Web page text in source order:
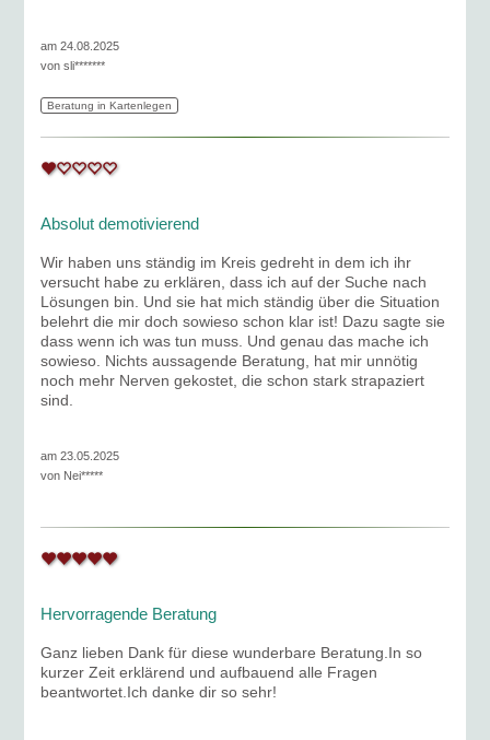
am 24.08.2025
vonsli*******
Beratung in Kartenlegen
Absolut demotivierend
Wir haben uns ständig im Kreis gedreht in dem ich ihr
versucht habe zu erklären, dass ich auf der Suche nach
Lösungen bin. Und sie hat mich ständig über die Situation
belehrt die mir doch sowieso schon klar ist! Dazu sagte sie
dass wenn ich was tun muss. Und genau das mache ich
sowieso. Nichts aussagende Beratung, hat mir unnötig
noch mehr Nerven gekostet, die schon stark strapaziert
sind.
am 23.05.2025
von Nei*****
Hervorragende Beratung
Ganz lieben Dank für diese wunderbare Beratung.In so
kurzer Zeit erklärend und aufbauend alle Fragen
beantwortet.Ich danke dir so sehr!